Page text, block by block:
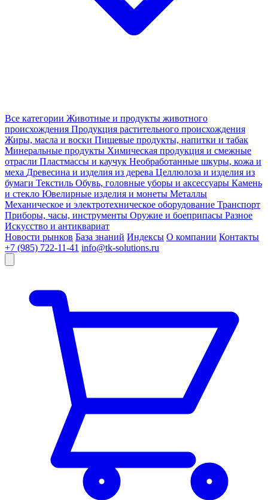
Все категории Животные и продукты животного
происхождения Продукция растительного происхождения
Жиры, масла и воски Пищевые продукты, напитки и табак
Минеральные продукты Химическая продукция и смежные
отрасли Пластмассы и каучук Необработанные шкуры, кожа и
меха Древесина и изделия из дерева Целлюлоза и изделия из
бумаги Текстиль Обувь, головные уборы и аксессуары Камень
и стекло Ювелирные изделия и монеты Металлы
Механическое и электротехническое оборудование Транспорт
Приборы, часы, инструменты Оружие и боеприпасы Разное
Искусство и антиквариат
Новости рынков База знаний Индексы О компании Контакты
+7 (985) 722-11-41 info@tk-solutions.ru